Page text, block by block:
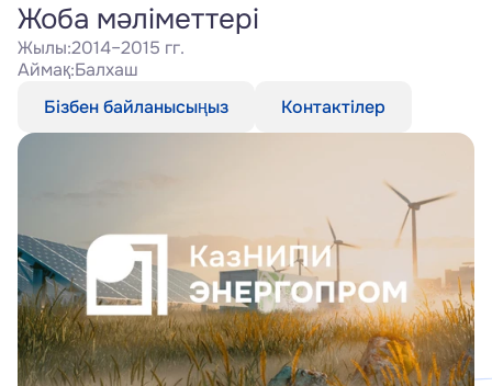
Жоба мәліметтері
Жылы:2014–2015 гг.
Аймақ:Балхаш
Бізбен байланысыңыз
Контактілер